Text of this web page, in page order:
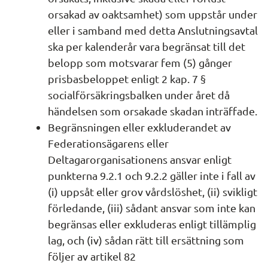
orsakad av oaktsamhet) som uppstår under
eller i samband med detta Anslutningsavtal
ska per kalenderår vara begränsat till det
belopp som motsvarar fem (5) gånger
prisbasbeloppet enligt 2 kap. 7 §
socialförsäkringsbalken under året då
händelsen som orsakade skadan inträffade.
Begränsningen eller exkluderandet av
Federationsägarens eller
Deltagarorganisationens ansvar enligt
punkterna 9.2.1 och 9.2.2 gäller inte i fall av
(i) uppsåt eller grov vårdslöshet, (ii) svikligt
förledande, (iii) sådant ansvar som inte kan
begränsas eller exkluderas enligt tillämplig
lag, och (iv) sådan rätt till ersättning som
följer av artikel 82